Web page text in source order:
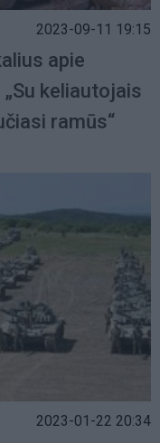
2023-09-11 19:15
apie
keliautojais
ramūs“
2023-01-22 20:34